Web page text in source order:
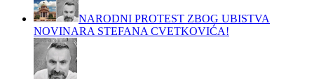
NARODNI PROTEST ZBOG UBISTVA
NOVINARA STEFANA CVETKOVIĆA!